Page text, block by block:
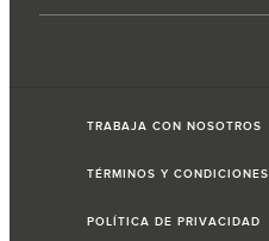
TRABAJA CON NOSOTROS
TÉRMINOS Y CONDICIONES
POLÍTICA DE PRIVACIDAD